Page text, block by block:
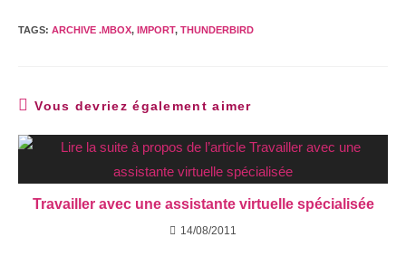
TAGS: ARCHIVE .MBOX, IMPORT, THUNDERBIRD
Vous devriez également aimer
Travailler avec une assistante virtuelle spécialisée
14/08/2011